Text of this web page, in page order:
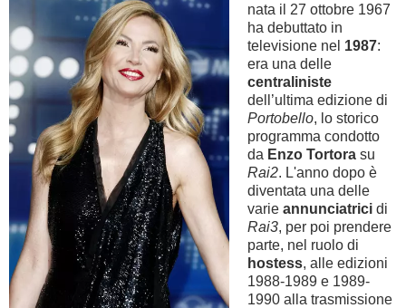
BAMBINO
DIETA
GUIDE
FORUM
nata il 27 ottobre 1967
ha debuttato in
televisione nel 1987:
era una delle
centraliniste
dell’ultima edizione di
Portobello, lo storico
programma condotto
da Enzo Tortora su
Rai2. L'anno dopo è
diventata una delle
varie annunciatrici di
Rai3, per poi prendere
parte, nel ruolo di
hostess, alle edizioni
1988-1989 e 1989-
1990 alla trasmissione